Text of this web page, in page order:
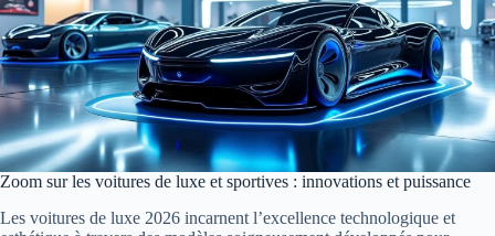
Zoom sur les voitures de luxe et sportives : innovations et puissance
Les voitures de luxe 2026 incarnent l’excellence technologique et